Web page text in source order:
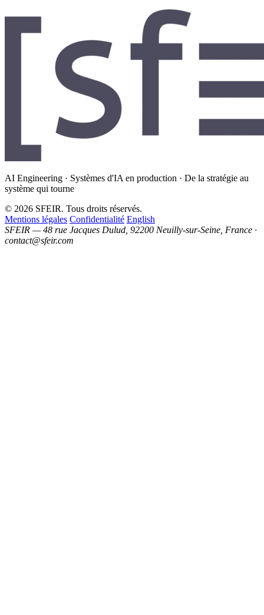
AI Engineering · Systèmes d'IA en production · De la stratégie au
système qui tourne
© 2026 SFEIR. Tous droits réservés.
Mentions légales Confidentialité English
SFEIR — 48 rue Jacques Dulud, 92200 Neuilly-sur-Seine, France ·
contact@sfeir.com